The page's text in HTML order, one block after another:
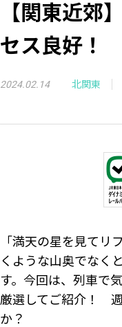
【関東近郊
セス良好！
2024.02.14 北関東
「満天の星を見て
くような山奥でなく
す。今回は、列車で
厳選してご紹介！
か？